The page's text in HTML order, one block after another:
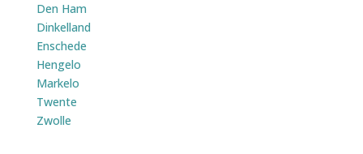
Den Ham
Dinkelland
Enschede
Hengelo
Markelo
Twente
Zwolle